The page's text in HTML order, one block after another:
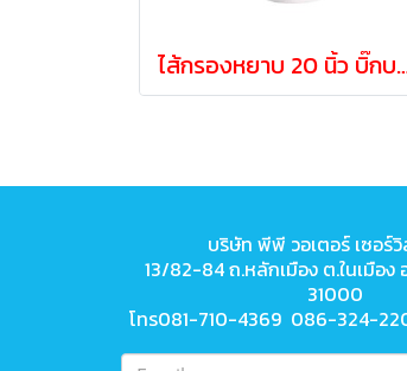
ไส้กรองหยาบ 20 นิ้ว บิ๊ก
บริษัท พีพี วอเตอร์ เซอร์
13/82-84 ถ.หลักเมือง ต.ในเมือง
31000
โทร081-710-4369 086-324-